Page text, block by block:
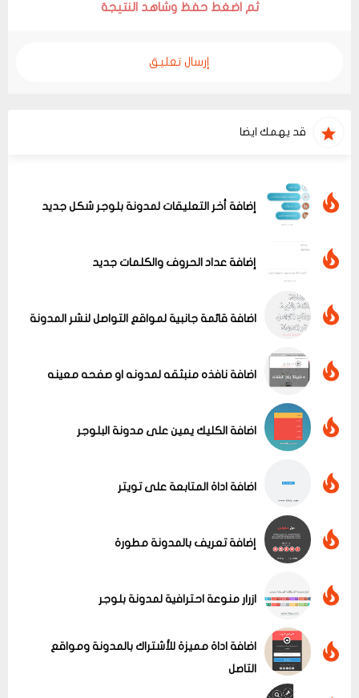
ثم اضغط حفظ وشاهد النتيجة
إرسال تعليق
قد يهمك ايضا
عرض الكل
إضافة أخر التعليقات لمدونة بلوجر شكل جديد
إضافة عداد الحروف والكلمات جديد
اضافة قائمة جانبية لمواقع التواصل لنشر المدونة
اضافة نافذه منبثقه لمدونه او صفحه معينه
اضافة الكليك يمين على مدونة البلوجر
اضافة اداة المتابعة على تويتر
إضافة تعريف بالمدونة مطورة
ازرار منوعة احترافية لمدونة بلوجر
اضافة اداة مميزة للأشتراك بالمدونة ومواقع
التاصل